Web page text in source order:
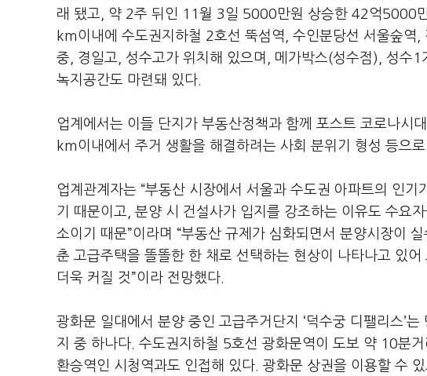
래 됐고, 약 2주 뒤인 11월 3일 5000만원 상승한 42억5000
km이내에 수도권지하철 2호선 뚝섬역, 수인분당선 서울숲역
중, 경일고, 성수고가 위치해 있으며, 메가박스(성수점), 성수
녹지공간도 마련돼 있다.
업계에서는 이들 단지가 부동산정책과 함께 포스트 코로나시
km이내에서 주거 생활을 해결하려는 사회 분위기 형성 등으
업계관계자는 “부동산 시장에서 서울과 수도권 아파트의 인
기 때문이고, 분양 시 건설사가 입지를 강조하는 이유도 수요
소이기 때문”이라며 “부동산 규제가 심화되면서 분양시장이
춘 고급주택을 똘똘한 한 채로 선택하는 현상이 나타나고 있
더욱 커질 것”이라 전망했다.
광화문 일대에서 분양 중인 고급주거단지 ‘덕수궁 디팰리스’
지 중 하나다. 수도권지하철 5호선 광화문역이 도보 약 10분
환승역인 시청역과도 인접해 있다. 광화문 상권을 이용할 수